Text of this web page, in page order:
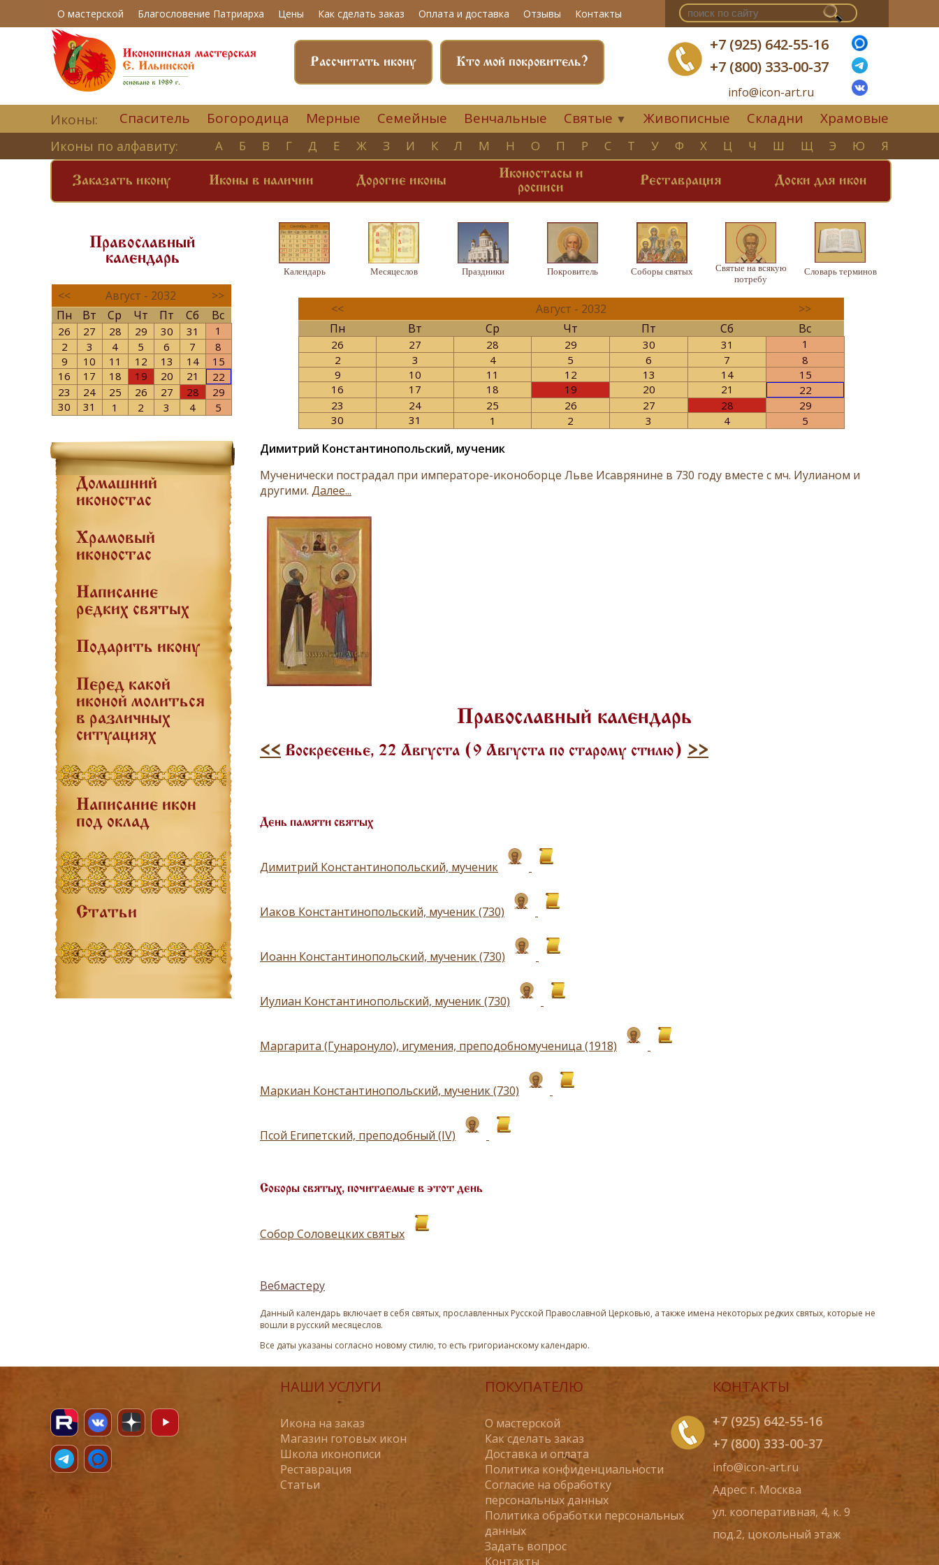
О мастерской Благословение Патриарха Цены Как сделать заказ Оплата и доставка Отзывы Контакты
+7 (925) 642-55-16
+7 (800) 333-00-37
info@icon-art.ru
Кто мой покровитель?
Рассчитать икону
Иконы: Спаситель Богородица Мерные Семейные Венчальные Святые ▼ Живописные Складни Храмовые
Иконы по алфавиту: А Б В Г Д Е Ж З И К Л М Н О П Р С Т У Ф Х Ц Ч Ш Щ Э Ю Я
Заказать икону Иконы в наличии Дорогие иконы
Иконостасы и
росписи
Реставрация Доски для икон
Православный
календарь
<< Август - 2032
>>
Пн
Вт Ср Чт Пт Сб Вс
26 27 28 29 30 31
1
2
3 4 5 6 7
8
9
10 11 12 13 14
15
16
17 18 19 20 21
22
23
24 25 26 27 28
29
30
31 1 2 3 4 5
Домашний
иконостас
Храмовый
иконостас
Написание
редких святых
Подарить икону
Перед какой
иконой молиться
в различных
ситуациях
Написание икон
под оклад
Статьи
Календарь Месяцеслов Праздники Покровитель Соборы святых
Святые на всякую
потребу
Словарь терминов
<< Август - 2032
>>
Пн
Вт Ср Чт Пт Сб Вс
26 27 28 29 30 31
1
2
3 4 5 6 7
8
9
10 11 12 13 14
15
16
17 18 19 20 21
22
23
24 25 26 27 28
29
30
31 1 2 3 4 5
Димитрий Константинопольский, мученик
Мученически пострадал при императоре-иконоборце Льве Исаврянине в 730 году вместе с мч. Иулианом и
другими. Далее...
Православный календарь
<< Воскресенье, 22 Августа (9 Августа по старому стилю) >>
День памяти святых
Димитрий Константинопольский, мученик
Иаков Константинопольский, мученик (730)
Иоанн Константинопольский, мученик (730)
Иулиан Константинопольский, мученик (730)
Маргарита (Гунаронуло), игумения, преподобномученица (1918)
Маркиан Константинопольский, мученик (730)
Псой Египетский, преподобный (IV)
Соборы святых, почитаемые в этот день
Собор Соловецких святых
Вебмастеру
Данный календарь включает в себя святых, прославленных Русской Православной Церковью, а также имена некоторых редких святых, которые не
вошли в русский месяцеслов.
Все даты указаны согласно новому стилю, то есть григорианскому календарю.
НАШИ УСЛУГИ
Икона на заказ
Магазин готовых икон
Школа иконописи
Реставрация
Статьи
ПОКУПАТЕЛЮ
О мастерской
Как сделать заказ
Доставка и оплата
Политика конфиденциальности
Согласие на обработку
персональных данных
Политика обработки персональных
данных
Задать вопрос
Контакты
КОНТАКТЫ
+7 (925) 642-55-16
+7 (800) 333-00-37
info@icon-art.ru
Адрес: г. Москва
ул. кооперативная, 4, к. 9
под.2, цокольный этаж